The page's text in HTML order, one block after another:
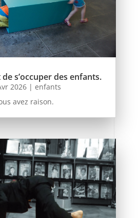
de s’occuper des enfants.
2026 |enfants
avez raison.